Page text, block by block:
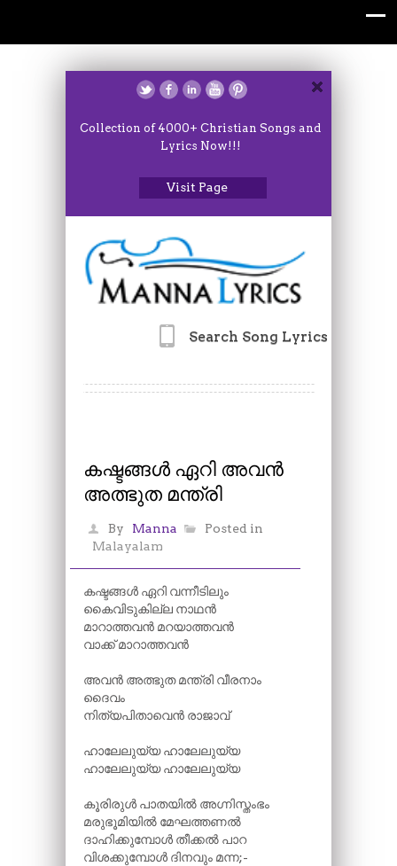
Collection of 4000+ Christian Songs and
Lyrics Now!!!
Visit Page
Search Song Lyrics
കഷ്ടങ്ങൾ ഏറി അവൻ
അത്ഭുത മന്ത്രി
By Manna
Posted in
Malayalam
കഷ്ടങ്ങൾ ഏറി വന്നീടിലും
കൈവിടുകില്ല നാഥൻ
മാറാത്തവൻ മറയാത്തവൻ
വാക്ക് മാറാത്തവൻ
അവൻ അത്ഭുത മന്ത്രി വീരനാം
ദൈവം
നിത്യപിതാവെൻ രാജാവ്
ഹാലേലുയ്യ ഹാലേലുയ്യ
ഹാലേലുയ്യ ഹാലേലുയ്യ
കൂരിരുൾ പാതയിൽ അഗ്നിസ്തംഭം
മരുഭൂമിയിൽ മേഘത്തണൽ
ദാഹിക്കുമ്പോൾ തീക്കൽ പാറ
വിശക്കുമ്പോൾ ദിനവും മന്ന;-